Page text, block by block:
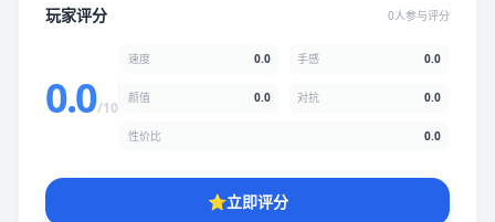
玩家评分 0人参与评分
0.0/10
速度 0.0 手感 0.0
颜值 0.0 对抗 0.0
性价比 0.0
⭐立即评分
★★ ★ ★
性价比
★★★★★★★★★★